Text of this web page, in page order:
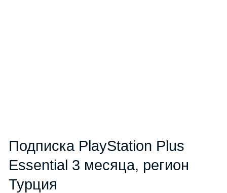
Подписка PlayStation Plus
Essential 3 месяца, регион
Турция